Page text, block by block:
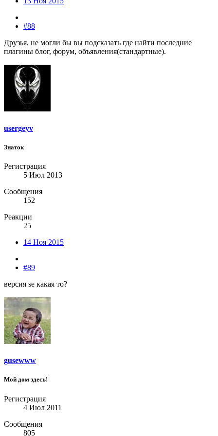
#88
Друзья, не могли бы вы подсказать где найти последние
плагины блог, форум, объявления(стандартные).
usergeyv
Знаток
Регистрация
5 Июл 2013
Сообщения
152
Реакции
25
14 Ноя 2015
#89
версия se какая то?
gusewww
Мой дом здесь!
Регистрация
4 Июл 2011
Сообщения
805